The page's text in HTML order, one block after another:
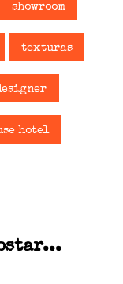
showroom
texturas
hotel